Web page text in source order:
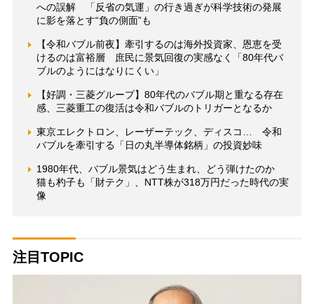
への誤解 「反省の気運」の行き過ぎが科学技術の発展
に影を落とす“負の側面”も
【令和バブル前夜】牽引するのは海外投資家、恩恵を受
けるのは富裕層 庶民に景気回復の実感なく「80年代バ
ブルのようにはなりにくい」
【好調・三菱グループ】80年代のバブル期と重なる存在
感、三菱重工の復活は令和バブルのトリガーとなるか
東京エレクトロン、レーザーテック、ディスコ… 令和
バブルを牽引する「日の丸半導体銘柄」の投資妙味
1980年代、バブル景気はどう生まれ、どう弾けたのか
猫も杓子も「財テク」、NTT株が318万円だった時代の実
像
注目TOPIC